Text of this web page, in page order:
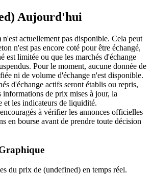
l'USDT comme garantie
Aujourd'hui
actuellement pas disponible. Cela peut
n'est pas encore coté pour être échangé,
est limitée ou que les marchés d'échange
Pour le moment, aucune donnée de
ni de volume d'échange n'est disponible.
d'échange actifs seront établis ou repris,
informations de prix mises à jour, la
et les indicateurs de liquidité.
à vérifier les annonces officielles
en bourse avant de prendre toute décision
du prix de (undefined) en temps réel.